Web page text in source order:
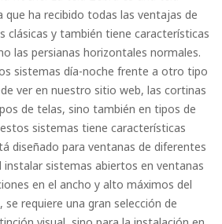
ha recibido todas las ventajas de
clásicas y también tiene características
las persianas horizontales normales.
sistemas día-noche frente a otro tipo
ver en nuestro sitio web, las cortinas
de telas, sino también en tipos de
sistemas tiene características
diseñado para ventanas de diferentes
instalar sistemas abiertos en ventanas
en el ancho y alto máximos del
requiere una gran selección de